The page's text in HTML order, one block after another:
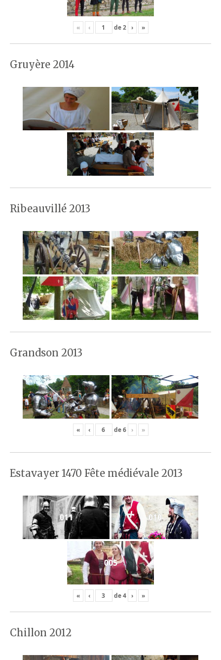
« ‹ de2 › »
Gruyère 2014
Ribeauvillé 2013
Grandson 2013
« ‹ de6 › »
Estavayer 1470 Fête médiévale 2013
011 010
005
« ‹ de4 › »
Chillon 2012